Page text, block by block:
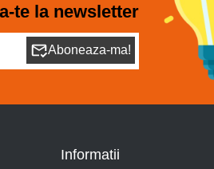
te la newsletter
Aboneaza-ma!
Informatii